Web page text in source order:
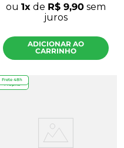
ou 1 de R$ 9,90 sem
juros
ADICIONAR AO
CARRINHO
Marca
Própria
Frete 48h